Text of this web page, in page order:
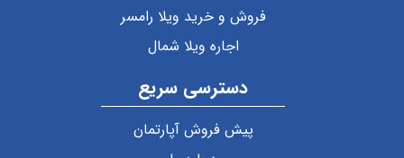
فروش و خرید ویلا رامسر
اجاره ویلا شمال
دسترسی سریع
پیش فروش آپارتمان